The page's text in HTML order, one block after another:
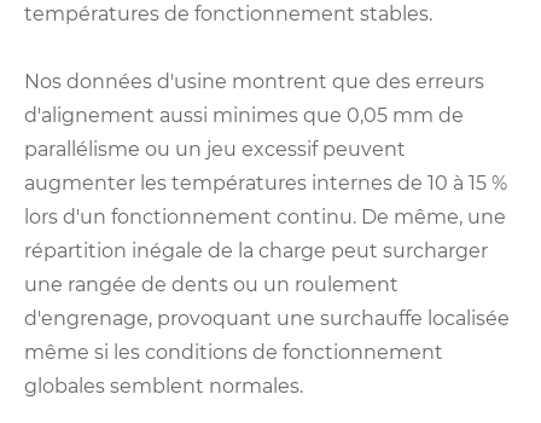
températures de fonctionnement stables.
Nos données d'usine montrent que des erreurs
d'alignement aussi minimes que 0,05 mm de
parallélisme ou un jeu excessif peuvent
augmenter les températures internes de 10 à 15 %
lors d'un fonctionnement continu. De même, une
répartition inégale de la charge peut surcharger
une rangée de dents ou un roulement
d'engrenage, provoquant une surchauffe localisée
même si les conditions de fonctionnement
globales semblent normales.